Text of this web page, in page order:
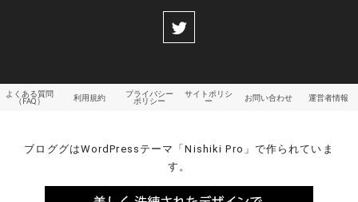
よくある質問
（FAQ）
利用規約
プライバシー
ポリシー
サイトポリシ
ー
お問い合わせ 運営者情報
ブロググはWordPressテーマ「Nishiki Pro」で作られていま
す。